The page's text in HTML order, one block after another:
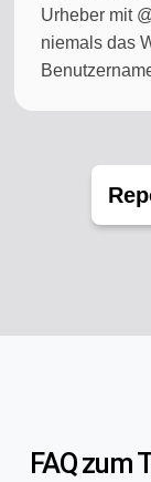
Urheber mit
niemals das
FAQ zum